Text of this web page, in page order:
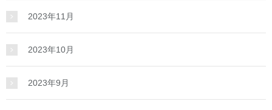
2023年11月
2023年10月
2023年9月